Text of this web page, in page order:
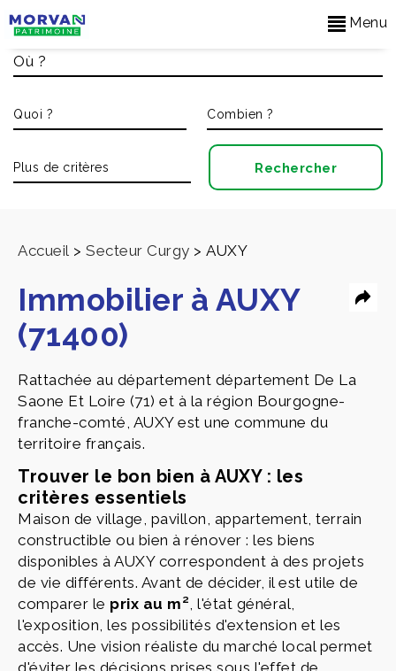
Menu
Accueil > Secteur Curgy > AUXY
Immobilier à AUXY
(71400)
Rattachée au département département De La
Saone Et Loire (71) et à la région Bourgogne-
franche-comté, AUXY est une commune du
territoire français.
Trouver le bon bien à AUXY : les
critères essentiels
Maison de village, pavillon, appartement, terrain
constructible ou bien à rénover : les biens
disponibles à AUXY correspondent à des projets
de vie différents. Avant de décider, il est utile de
comparer le prix au m², l'état général,
l'exposition, les possibilités d'extension et les
accès. Une vision réaliste du marché local permet
d'éviter les décisions prises sous l'effet de